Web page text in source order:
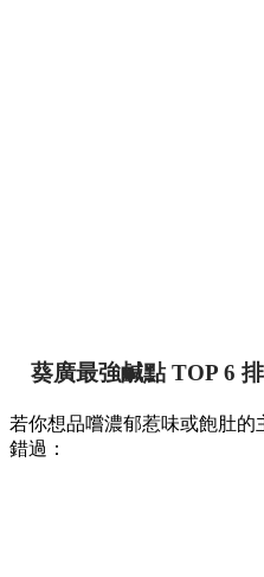
葵廣最強鹹點 TOP 6
若你想品嚐濃郁惹味或飽肚
錯過：